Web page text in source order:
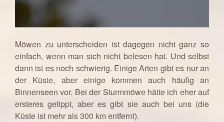
Möwen zu unterscheiden ist dagegen nicht ganz so
einfach, wenn man sich nicht belesen hat. Und selbst
dann ist es noch schwierig. Einige Arten gibt es nur an
der Küste, aber einige kommen auch häufig an
Binnenseen vor. Bei der Sturmmöwe hätte ich eher auf
ersteres getippt, aber es gibt sie auch bei uns (die
Küste ist mehr als 300 km entfernt).